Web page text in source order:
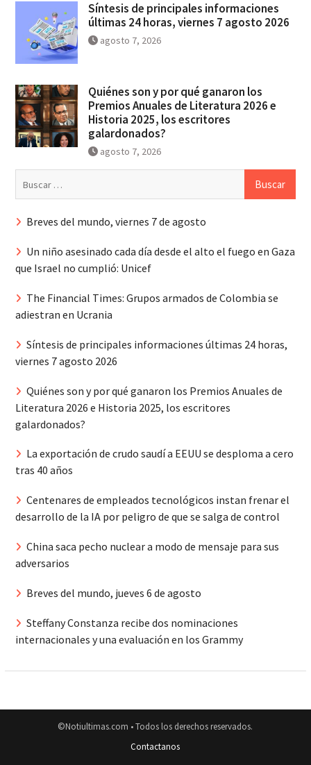
Síntesis de principales informaciones
últimas 24 horas, viernes 7 agosto 2026
agosto 7, 2026
Quiénes son y por qué ganaron los
Premios Anuales de Literatura 2026 e
Historia 2025, los escritores
galardonados?
agosto 7, 2026
Breves del mundo, viernes 7 de agosto
Un niño asesinado cada día desde el alto el fuego en Gaza
que Israel no cumplió: Unicef
The Financial Times: Grupos armados de Colombia se
adiestran en Ucrania
Síntesis de principales informaciones últimas 24 horas,
viernes 7 agosto 2026
Quiénes son y por qué ganaron los Premios Anuales de
Literatura 2026 e Historia 2025, los escritores
galardonados?
La exportación de crudo saudí a EEUU se desploma a cero
tras 40 años
Centenares de empleados tecnológicos instan frenar el
desarrollo de la IA por peligro de que se salga de control
China saca pecho nuclear a modo de mensaje para sus
adversarios
Breves del mundo, jueves 6 de agosto
Steffany Constanza recibe dos nominaciones
internacionales y una evaluación en los Grammy
©Notiultimas.com • Todos los derechos reservados.
Contactanos